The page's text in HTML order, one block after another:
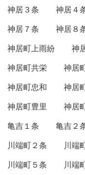
神居３条
神居４
神居７条
神居８
神居町上雨紛
神
神居町共栄
神居
神居町忠和
神居
神居町豊里
神居
亀吉１条
亀吉２
川端町２条
川端
川端町５条
川端